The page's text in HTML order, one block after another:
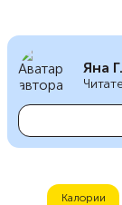
Яна Г.
Калории